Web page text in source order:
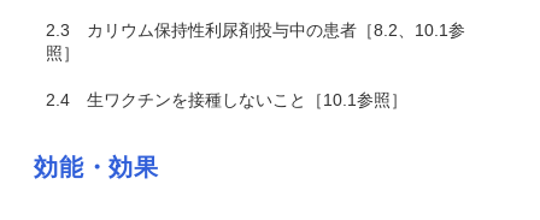
2.3 カリウム保持性利尿剤投与中の患者［8.2、10.1参
照］
2.4 生ワクチンを接種しないこと［10.1参照］
効能・効果